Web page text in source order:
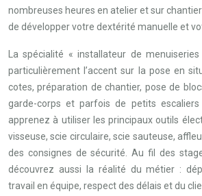
nombreuses heures en atelier et sur
de développer votre dextérité manuelle et
La spécialité « installateur de
particulièrement l’accent sur la pose en
cotes, préparation de chantier, pose de
garde-corps et parfois de petits
apprenez à utiliser les principaux outils
visseuse, scie circulaire, scie sauteuse,
des consignes de sécurité. Au fil des
découvrez aussi la réalité du métier :
travail en équipe, respect des délais et du